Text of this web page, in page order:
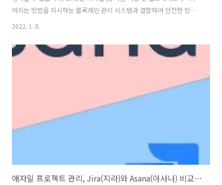
어지는 방법을 지시하는 블록체인 관리 시스템과 결합하여 안전한 방식
으로 자금을 모을 수 있는 기술 프레임워크를 제공합니다. DAO에는 다
따라 논의, 제안 및 구현하도록 보장하는 거버넌스 메커니즘의 역할을 합
니다. DAO(다오, 탈중앙화 자율 조직)에 대한 상세한 정리는 밑의 게시
2022. 1. 8.
애자일 프로젝트 관리, Jira(지라)와 Asana(아사나) 비교하기